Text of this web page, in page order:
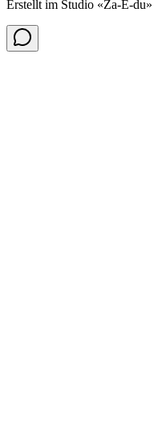
Erstellt im Studio «Za-E-du»